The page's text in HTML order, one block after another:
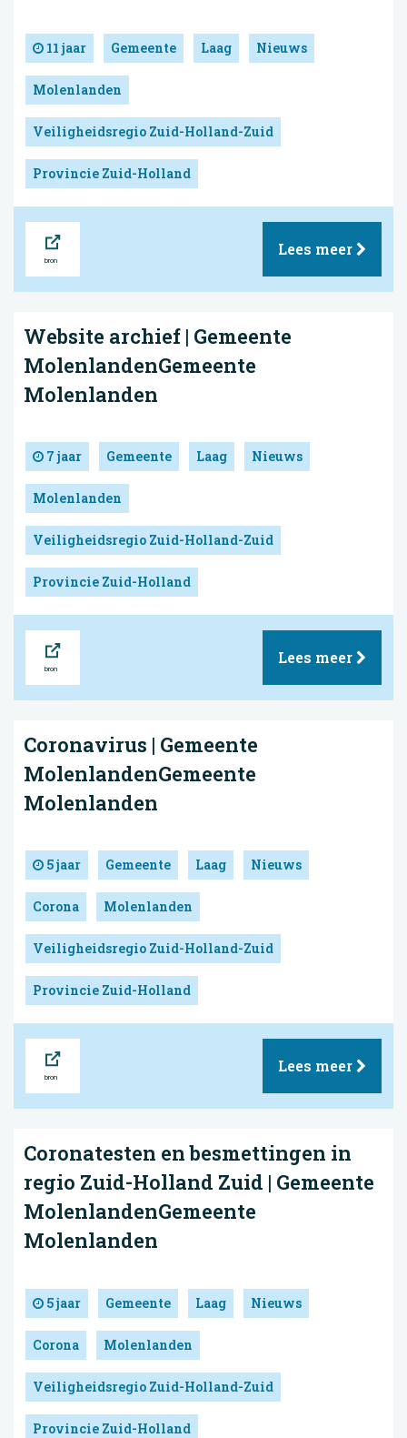
11 jaar Gemeente Laag Nieuws
Molenlanden
Veiligheidsregio Zuid-Holland-Zuid
Provincie Zuid-Holland
Lees meer
Website archief | Gemeente
MolenlandenGemeente
Molenlanden
7 jaar Gemeente Laag Nieuws
Molenlanden
Veiligheidsregio Zuid-Holland-Zuid
Provincie Zuid-Holland
Lees meer
Coronavirus | Gemeente
MolenlandenGemeente
Molenlanden
5 jaar Gemeente Laag Nieuws
Corona Molenlanden
Veiligheidsregio Zuid-Holland-Zuid
Provincie Zuid-Holland
Lees meer
Coronatesten en besmettingen in
regio Zuid-Holland Zuid | Gemeente
MolenlandenGemeente
Molenlanden
5 jaar Gemeente Laag Nieuws
Corona Molenlanden
Veiligheidsregio Zuid-Holland-Zuid
Provincie Zuid-Holland